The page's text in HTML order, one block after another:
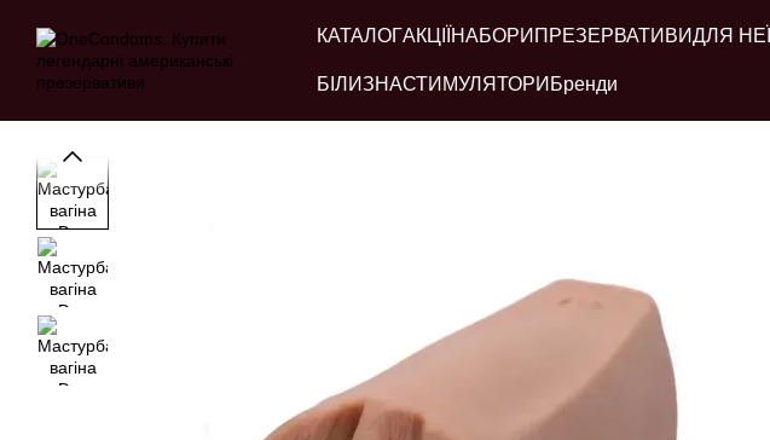
КАТАЛОГАКЦІЇ НАБОРИ ПРЕЗЕРВАТИВИДЛЯ НЕЇ
БІЛИЗНАСТИМУЛЯТОРИ Бренди